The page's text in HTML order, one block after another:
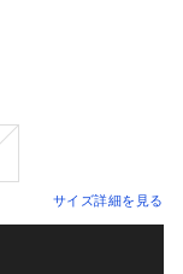
サイズ詳細を見る